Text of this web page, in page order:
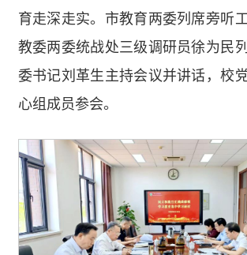
育走深走实。市教育两委列席旁听
教委两委统战处三级调研员徐为民
委书记刘革生主持会议并讲话，校
心组成员参会。